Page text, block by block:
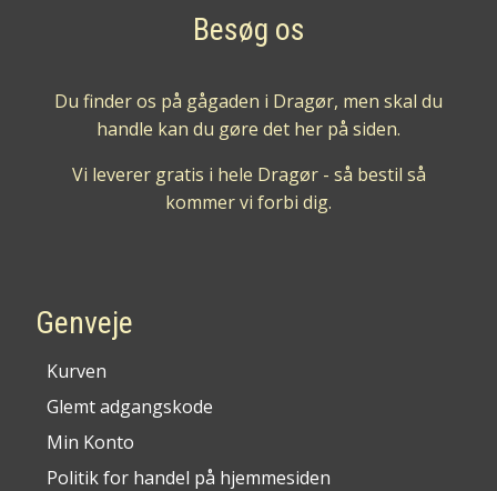
Besøg os
Du finder os på gågaden i Dragør, men skal du
handle kan du gøre det her på siden.
Vi leverer gratis i hele Dragør - så bestil så
kommer vi forbi dig.
Genveje
Kurven
Glemt adgangskode
Min Konto
Politik for handel på hjemmesiden